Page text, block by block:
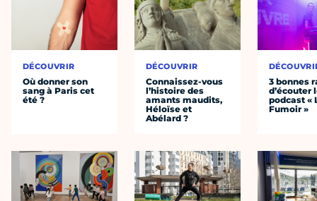
DÉCOUVRIR
Où donner son
sang à Paris cet
été ?
DÉCOUVRIR
Connaissez-vous
l’histoire des
amants maudits,
Héloïse et
Abélard ?
3 bonnes
d’écouter
podcast «
Fumoir »